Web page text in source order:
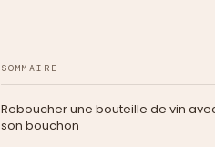
SOMMAIRE
Reboucher une bouteille de vin
son bouchon